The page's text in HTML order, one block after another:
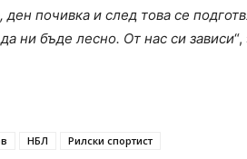
ден почивка и след това се
ни бъде лесно. От нас си зависи
НБЛ Рилски спортист